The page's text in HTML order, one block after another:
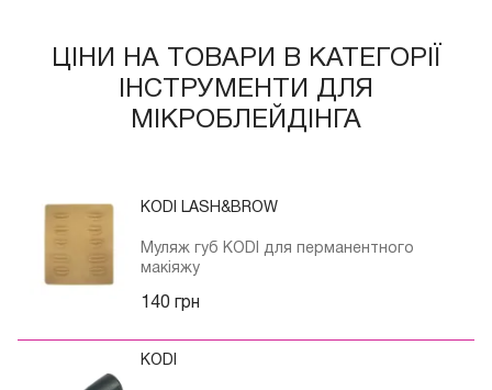
ЦІНИ НА ТОВАРИ В КАТЕГОРІЇ
ІНСТРУМЕНТИ ДЛЯ
МІКРОБЛЕЙДІНГА
KODI LASH&BROW
Муляж губ KODI для перманентного
макіяжу
140 грн
KODI